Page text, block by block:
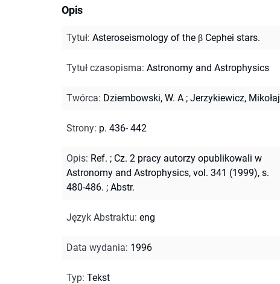
Opis
Tytuł: Asteroseismology of the β Cephei stars.
Tytuł czasopisma: Astronomy and Astrophysics
Twórca: Dziembowski, W. A ; Jerzykiewicz, Mikołaj
Strony: p. 436- 442
Opis: Ref. ; Cz. 2 pracy autorzy opublikowali w
Astronomy and Astrophysics, vol. 341 (1999), s.
480-486. ; Abstr.
Język Abstraktu: eng
Data wydania: 1996
Typ: Tekst